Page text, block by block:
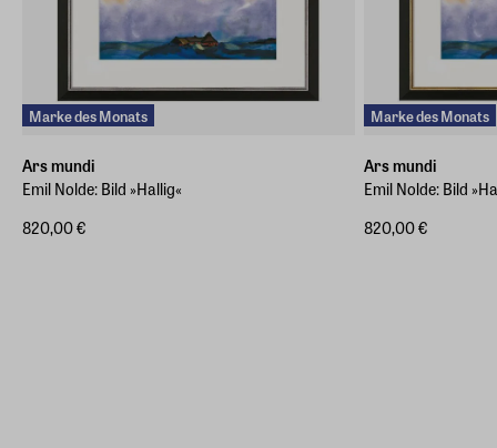
Marke des Monats
Ars mundi
Emil Nolde: Bild »Hallig«
820,00 €
Marke des Monats
Ars mundi
Emil Nolde: Bild
820,00 €